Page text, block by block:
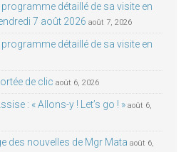
programme détaillé de sa visite en
7 août 2026 août 7, 2026
programme détaillé de sa visite en
de clic août 6, 2026
: « Allons-y ! Let’s go ! » août 6,
des nouvelles de Mgr Mata août 6,